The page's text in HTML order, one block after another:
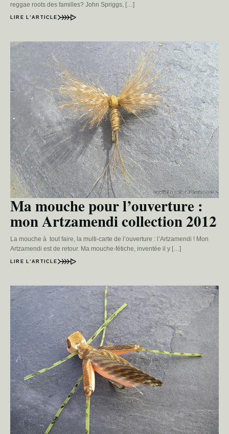
reggae roots des familles? John Spriggs, […]
LIRE L’ARTICLE
Ma mouche pour l’ouverture :
mon Artzamendi collection 2012
La mouche à tout faire, la multi-carte de l’ouverture : l’Artzamendi ! Mon
Artzamendi est de retour. Ma mouche-fétiche, inventée il y […]
LIRE L’ARTICLE